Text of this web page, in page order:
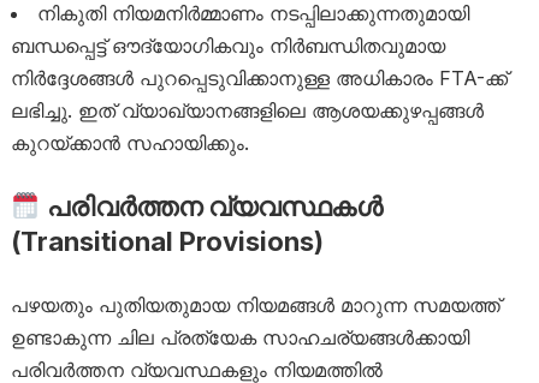
നികുതി നിയമനിർമ്മാണം നടപ്പിലാക്കുന്നതുമായി
ബന്ധപ്പെട്ട് ഔദ്യോഗികവും നിർബന്ധിതവുമായ
നിർദ്ദേശങ്ങൾ പുറപ്പെടുവിക്കാനുള്ള അധികാരം FTA-ക്ക്
ലഭിച്ചു. ഇത് വ്യാഖ്യാനങ്ങളിലെ ആശയക്കുഴപ്പങ്ങൾ
കുറയ്ക്കാൻ സഹായിക്കും.
പരിവർത്തന വ്യവസ്ഥകൾ
(Transitional Provisions)
പഴയതും പുതിയതുമായ നിയമങ്ങൾ മാറുന്ന സമയത്ത്
ഉണ്ടാകുന്ന ചില പ്രത്യേക സാഹചര്യങ്ങൾക്കായി
പരിവർത്തന വ്യവസ്ഥകളും നിയമത്തിൽ